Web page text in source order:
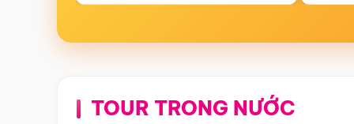
TOUR TRONG NƯỚC
Điểm nổi bật